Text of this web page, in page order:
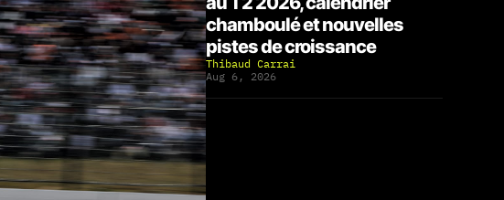
chamboulé et nouvelles
pistes de croissance
Thibaud Carrai
Aug 6, 2026